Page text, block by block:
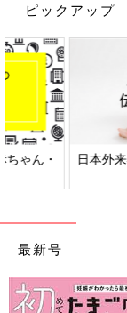
ピックアップ
日本外来小児科学
最新号